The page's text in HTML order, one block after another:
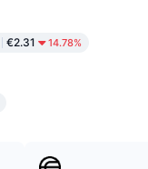
€2.31 14.78%